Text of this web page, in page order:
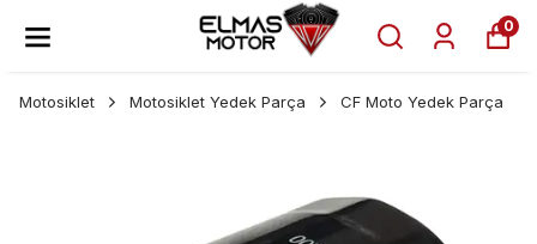
0
Motosiklet Motosiklet Yedek Parça CF Moto Yedek Parça